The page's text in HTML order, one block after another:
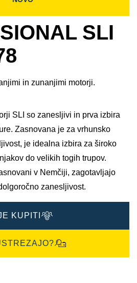
SLI
in zunanjimi motorji.
SLI so zanesljivi in prva izbira
Zasnovana je za vrhunsko
je idealna izbira za široko
do velikih togih trupov.
v Nemčiji, zagotavljajo
zanesljivost.
KUPITI